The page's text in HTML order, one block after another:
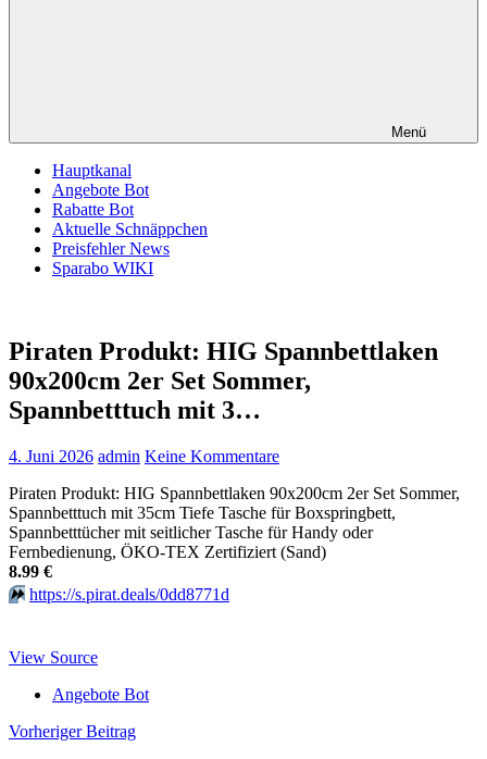
Menü
Hauptkanal
Angebote Bot
Rabatte Bot
Aktuelle Schnäppchen
Preisfehler News
Sparabo WIKI
Piraten Produkt: HIG Spannbettlaken
90x200cm 2er Set Sommer,
Spannbetttuch mit 3…
4. Juni 2026 admin Keine Kommentare
Piraten Produkt: HIG Spannbettlaken 90x200cm 2er Set Sommer,
Spannbetttuch mit 35cm Tiefe Tasche für Boxspringbett,
Spannbetttücher mit seitlicher Tasche für Handy oder
Fernbedienung, ÖKO-TEX Zertifiziert (Sand)
8.99 €
⏩️ https://s.pirat.deals/0dd8771d
View Source
Angebote Bot
Beitragsnavigation
Vorheriger Beitrag